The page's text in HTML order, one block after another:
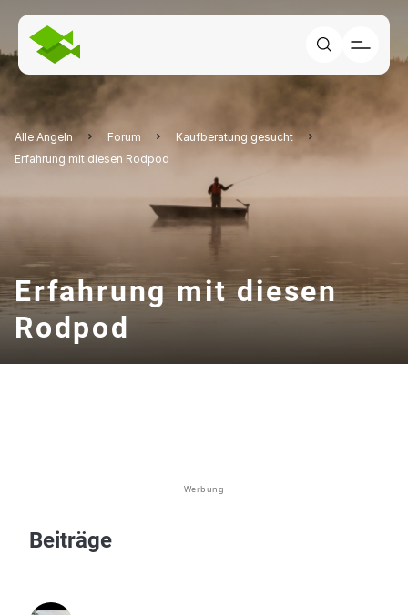
Alle Angeln Forum
Kaufberatung gesucht
Erfahrung mit diesen Rodpod
Erfahrung mit diesen
Rodpod
Werbung
Beiträge